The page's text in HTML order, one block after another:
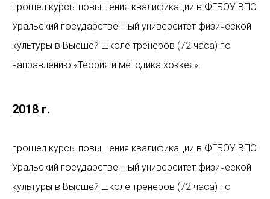
прошел курсы повышения квалификации в ФГБОУ ВПО
Уральский государственный университет физической
культуры в Высшей школе тренеров (72 часа) по
направлению «Теория и методика хоккея».
2018 г.
прошел курсы повышения квалификации в ФГБОУ ВПО
Уральский государственный университет физической
культуры в Высшей школе тренеров (72 часа) по